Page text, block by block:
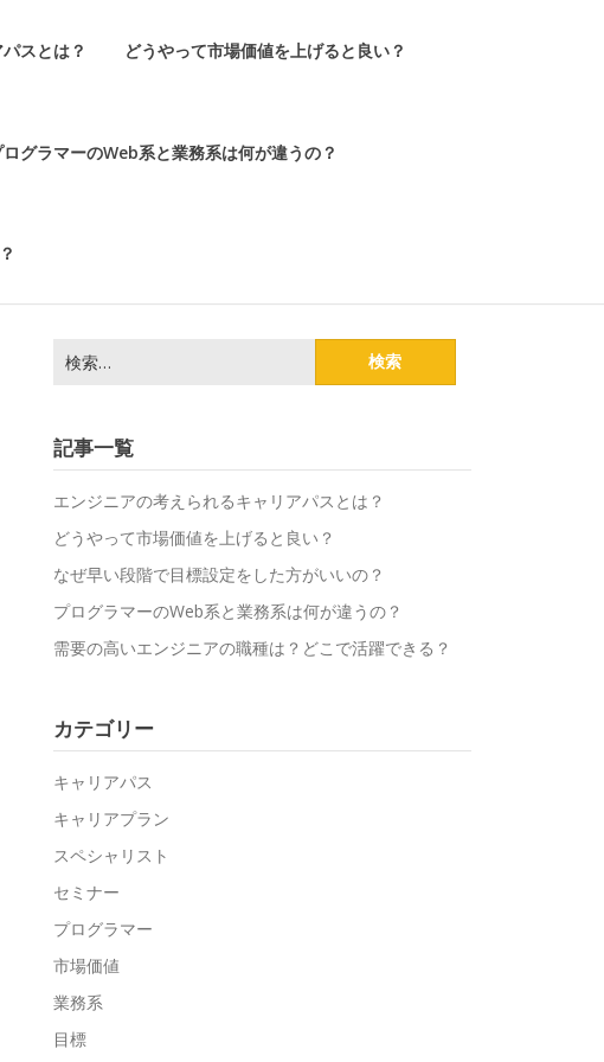
スとは？ どうやって市場価値を上げると良い？
ログラマーのWeb系と業務系は何が違うの？
検
索:
記事一覧
エンジニアの考えられるキャリアパスとは？
どうやって市場価値を上げると良い？
なぜ早い段階で目標設定をした方がいいの？
プログラマーのWeb系と業務系は何が違うの？
需要の高いエンジニアの職種は？どこで活躍できる？
カテゴリー
キャリアパス
キャリアプラン
スペシャリスト
セミナー
プログラマー
市場価値
業務系
目標